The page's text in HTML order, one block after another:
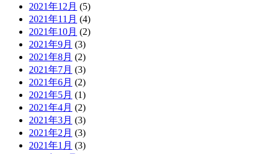
2021年12月 (5)
2021年11月 (4)
2021年10月 (2)
2021年9月 (3)
2021年8月 (2)
2021年7月 (3)
2021年6月 (2)
2021年5月 (1)
2021年4月 (2)
2021年3月 (3)
2021年2月 (3)
2021年1月 (3)